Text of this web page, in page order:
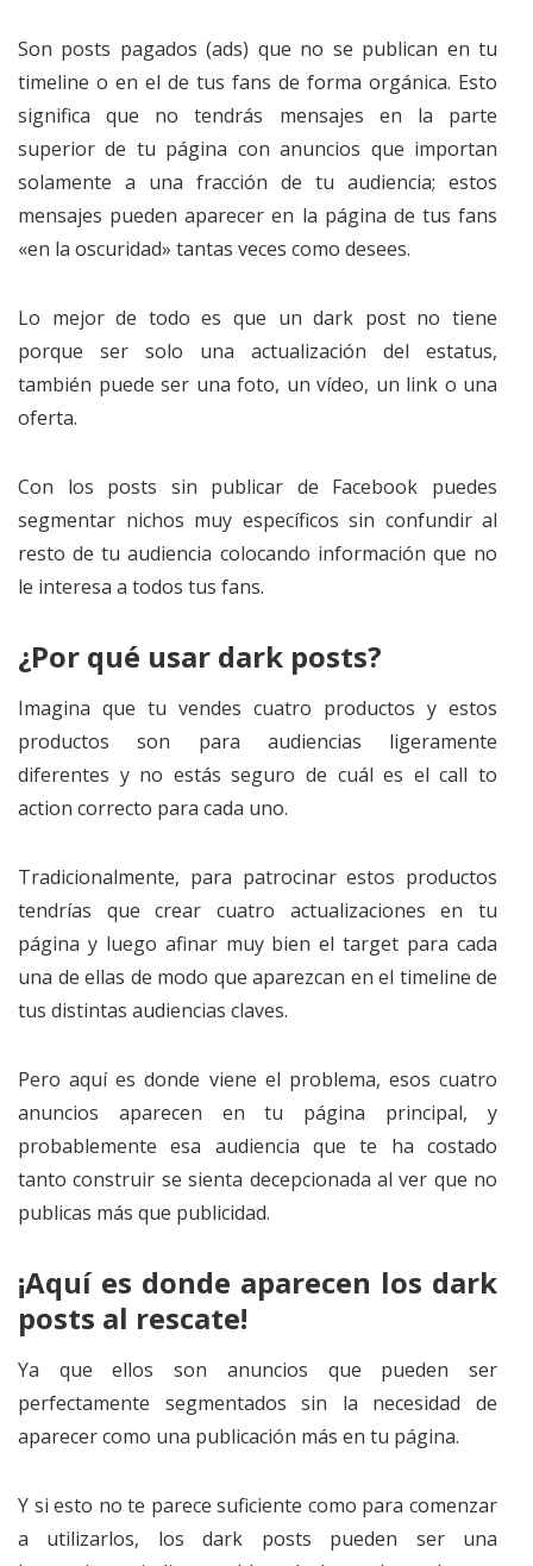
Son posts pagados (ads) que no se publican en tu
timeline o en el de tus fans de forma orgánica. Esto
significa que no tendrás mensajes en la parte
superior de tu página con anuncios que importan
solamente a una fracción de tu audiencia; estos
mensajes pueden aparecer en la página de tus fans
«en la oscuridad» tantas veces como desees.
Lo mejor de todo es que un dark post no tiene
porque ser solo una actualización del estatus,
también puede ser una foto, un vídeo, un link o una
oferta.
Con los posts sin publicar de Facebook puedes
segmentar nichos muy específicos sin confundir al
resto de tu audiencia colocando información que no
le interesa a todos tus fans.
¿Por qué usar dark posts?
Imagina que tu vendes cuatro productos y estos
productos son para audiencias ligeramente
diferentes y no estás seguro de cuál es el call to
action correcto para cada uno.
Tradicionalmente, para patrocinar estos productos
tendrías que crear cuatro actualizaciones en tu
página y luego afinar muy bien el target para cada
una de ellas de modo que aparezcan en el timeline de
tus distintas audiencias claves.
Pero aquí es donde viene el problema, esos cuatro
anuncios aparecen en tu página principal, y
probablemente esa audiencia que te ha costado
tanto construir se sienta decepcionada al ver que no
publicas más que publicidad.
¡Aquí es donde aparecen los dark
posts al rescate!
Ya que ellos son anuncios que pueden ser
perfectamente segmentados sin la necesidad de
aparecer como una publicación más en tu página.
Y si esto no te parece suficiente como para comenzar
a utilizarlos, los dark posts pueden ser una